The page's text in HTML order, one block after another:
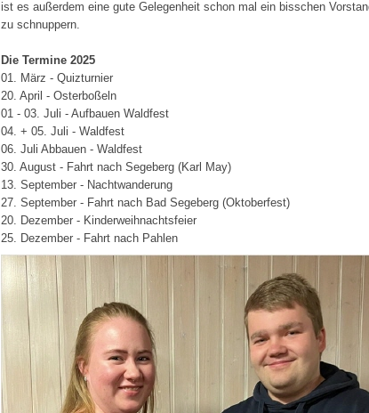
ist es außerdem eine gute Gelegenheit schon mal ein bisschen
zu schnuppern.
Die Termine 2025
01. März - Quizturnier
20. April - Osterboßeln
01 - 03. Juli - Aufbauen Waldfest
04. + 05. Juli - Waldfest
06. Juli Abbauen - Waldfest
30. August - Fahrt nach Segeberg (Karl May)
13. September - Nachtwanderung
27. September - Fahrt nach Bad Segeberg (Oktoberfest)
20. Dezember - Kinderweihnachtsfeier
25. Dezember - Fahrt nach Pahlen